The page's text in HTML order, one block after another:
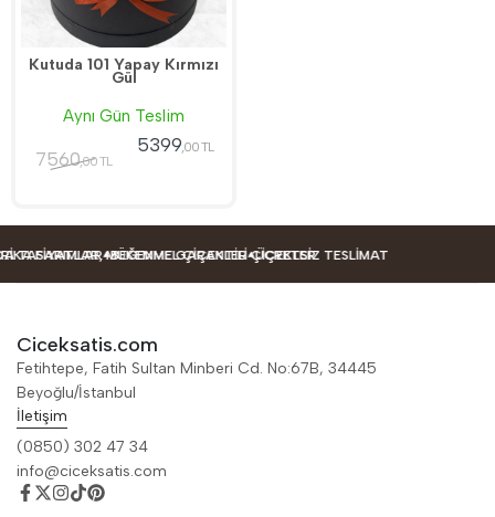
Kutuda 101 Yapay Kırmızı
Gül
Aynı Gün Teslim
7560,00 TL
5399,00 TL
MÜKEMMEL ÇIÇEKLER ÜCRETSIZ TESLIMAT
BEĞENME GARANTILI ÇIÇEKLER
Ciceksatis.com
Fetihtepe, Fatih Sultan Minberi Cd. No:67B, 34445
Beyoğlu/İstanbul
İletişim
(0850) 302 47 34
info@ciceksatis.com